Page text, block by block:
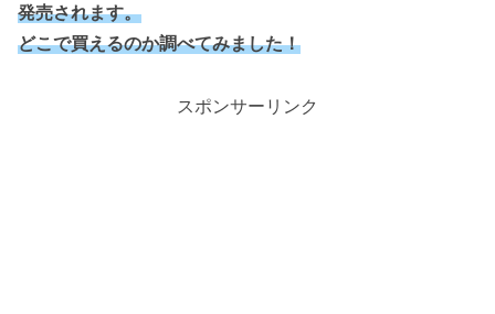
発売されます。
どこで買えるのか調べてみました！
スポンサーリンク